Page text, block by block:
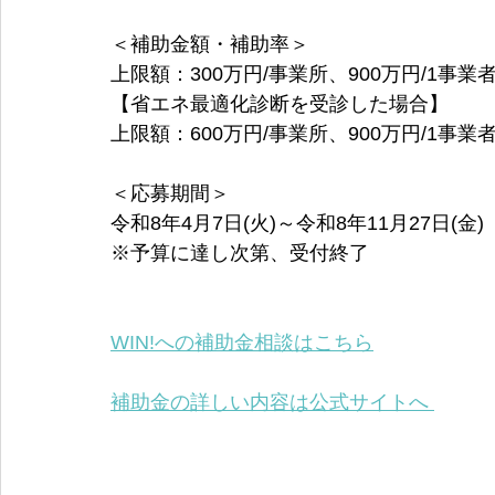
＜補助金額・補助率＞
上限額：300万円/事業所、900万円/1事業者
【省エネ最適化診断を受診した場合】
上限額：600万円/事業所、900万円/1事業者
＜応募期間＞
令和8年4月7日(火)～令和8年11月27日(金)
※予算に達し次第、受付終了
WIN!への補助金相談はこちら
補助金の詳しい内容は公式サイトへ